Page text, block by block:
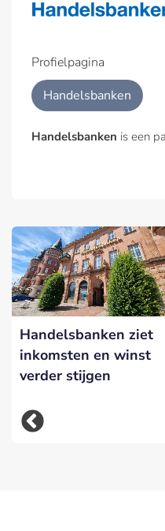
Profielpagina
Handelsbanken
Handelsbanken is een
Handelsbanken ziet
inkomsten en winst
verder stijgen